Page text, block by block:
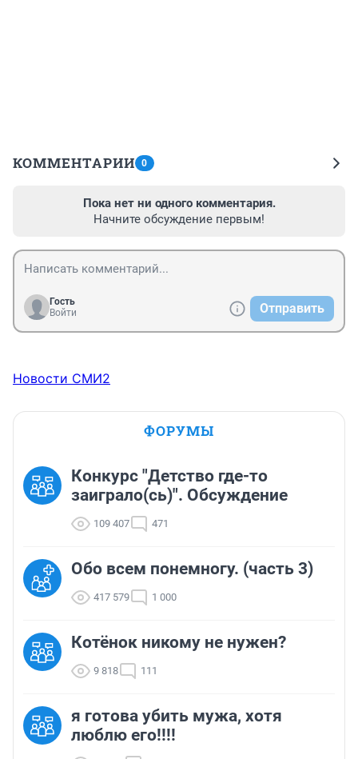
КОММЕНТАРИИ 0
Пока нет ни одного комментария.
Начните обсуждение первым!
Гость
Войти
Отправить
Новости СМИ2
ФОРУМЫ
Конкурс "Детство где-то
заиграло(сь)". Обсуждение
109 407 471
Обо всем понемногу. (часть 3)
417 579 1 000
Котёнок никому не нужен?
9 818 111
я готова убить мужа, хотя
люблю его!!!!